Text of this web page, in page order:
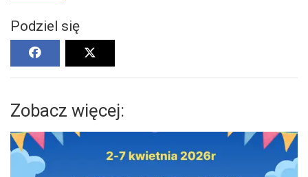
Podziel się
Zobacz więcej: